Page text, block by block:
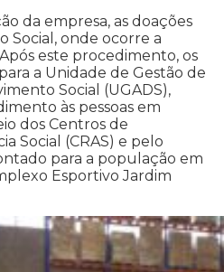
da empresa, as doações
Social, onde ocorre a
este procedimento, os
a Unidade de Gestão de
Social (UGADS),
às pessoas em
dos Centros de
Social (CRAS) e pelo
para a população em
Esportivo Jardim